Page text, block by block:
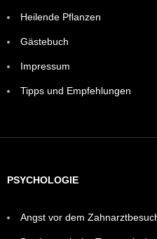
Heilende Pflanzen
Gästebuch
Impressum
Tipps und Empfehlungen
PSYCHOLOGIE
Angst vor dem